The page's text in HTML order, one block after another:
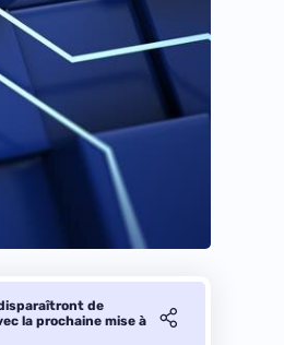
disparaîtront de
la prochaine mise à